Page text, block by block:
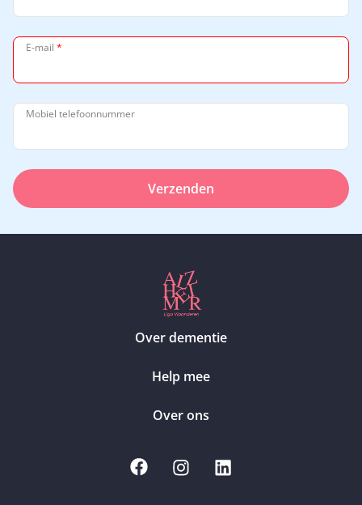
E-mail *
Mobiel telefoonnummer
Verzenden
Over dementie
Help mee
Over ons